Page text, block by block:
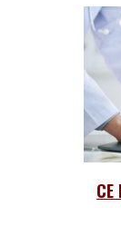
CE